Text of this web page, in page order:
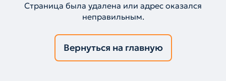
Страница была удалена или адрес оказался
неправильным.
Вернуться на главную